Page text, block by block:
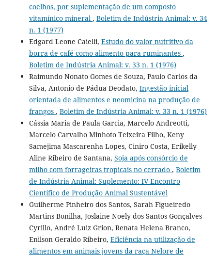
coelhos, por suplementação de um composto
vitamínico mineral , Boletim de Indústria Animal: v. 34
n. 1 (1977)
Edgard Leone Caielli, Estudo do valor nutritivo da
borra de café como alimento para ruminantes ,
Boletim de Indústria Animal: v. 33 n. 1 (1976)
Raimundo Nonato Gomes de Souza, Paulo Carlos da
Silva, Antonio de Pádua Deodato, Ingestão inicial
orientada de alimentos e neomicina na produção de
frangos , Boletim de Indústria Animal: v. 33 n. 1 (1976)
Cássia Maria de Paula Garcia, Marcelo Andreotti,
Marcelo Carvalho Minhoto Teixeira Filho, Keny
Samejima Mascarenha Lopes, Ciniro Costa, Erikelly
Aline Ribeiro de Santana, Soja após consórcio de
milho com forrageiras tropicais no cerrado , Boletim
de Indústria Animal: Suplemento: IV Encontro
Científico de Produção Animal Sustentável
Guilherme Pinheiro dos Santos, Sarah Figueiredo
Martins Bonilha, Joslaine Noely dos Santos Gonçalves
Cyrillo, André Luiz Grion, Renata Helena Branco,
Enilson Geraldo Ribeiro, Eficiência na utilização de
alimentos em animais jovens da raça Nelore de